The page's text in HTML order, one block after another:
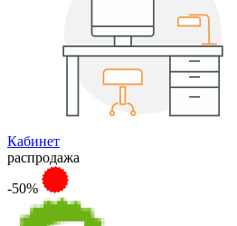
Кабинет
распродажа
-50%